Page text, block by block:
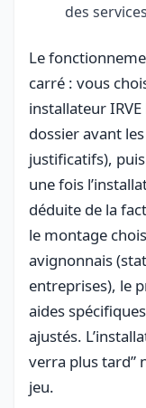
des
Le
carré : vous
installateur
dossier avant
justificatifs),
une fois
déduite de la
le montage
avignonnais
entreprises), le
aides
ajustés.
verra plus tard”
jeu.